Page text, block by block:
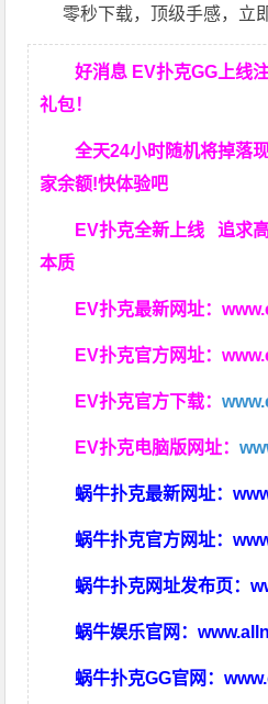
零秒下载，顶级手感，立
好消息 EV扑克GG上线
礼包！
全天24小时随机将掉落
家余额!快体验吧
EV扑克全新上线 追求
本质
EV扑克最新网址：
EV扑克官方网址：
EV扑克官方下载：
EV扑克电脑版网址：
蜗牛扑克最新网址：
蜗牛扑克官方网址：
蜗牛扑克网址发布页：
蜗牛娱乐官网：
蜗牛扑克GG官网：